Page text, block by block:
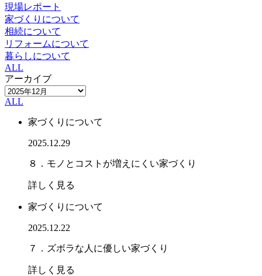
現場レポート
家づくりについて
相続について
リフォームについて
暮らしについて
ALL
アーカイブ
ALL
家づくりについて
2025.12.29
８．モノとコストが増えにくい家づくり
詳しく見る
家づくりについて
2025.12.22
７．ズボラな人に優しい家づくり
詳しく見る